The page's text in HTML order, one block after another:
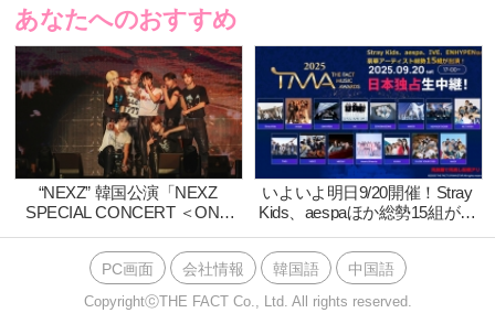
NEXZ初の韓国リリース作『Ride the Vibe』がPhysical
Album Chartのデイリー1位を獲得、ウィークリーも3位
に。
デビュー曲「Ride the Vibe」MVは、平均年齢17.4歳の
彼等だからこそ表現出来る青春群像劇であり、まるで
ショートフィルムさながらな “エモい” 映像世界が大き
な話題を呼び、公開3日でYouTube再生数1,000万回超え
を達成、現在2,500万回再生を突破している。
あなたへのおすすめ
“NEXZ” 韓国公演「NEXZ
SPECIAL CONCERT ＜ONE
いよいよ明日9/20開催！Stray
Kids、aespaほか総勢15組が出
AWARDS』ニコニコ生放送で
日本独占生中継＆日本語字幕付
き再放送も決定
PC画面 会社情報 韓国語 中国語
CopyrightⓒTHE FACT Co., Ltd. All rights reserved.